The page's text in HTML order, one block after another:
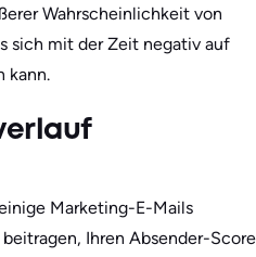
Wahrscheinlichkeit von
sich mit der Zeit negativ auf
kann.
Marketing-E-Mails
Ihren Absender-Score